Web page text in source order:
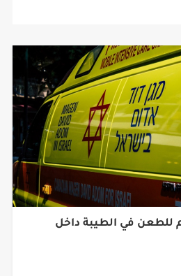
للطعن في الطيبة داخل